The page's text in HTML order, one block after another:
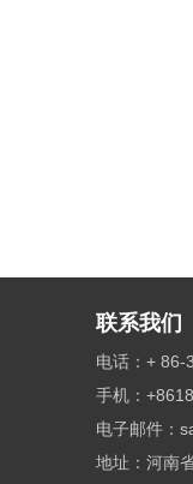
联系我们
电话：+ 86-
手机：
电子邮件：
地址：河南